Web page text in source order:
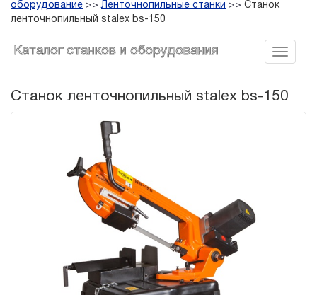
оборудование >>Ленточнопильные станки >> Станок
ленточнопильный stalex bs-150
Каталог станков и оборудования
Станок ленточнопильный stalex bs-150